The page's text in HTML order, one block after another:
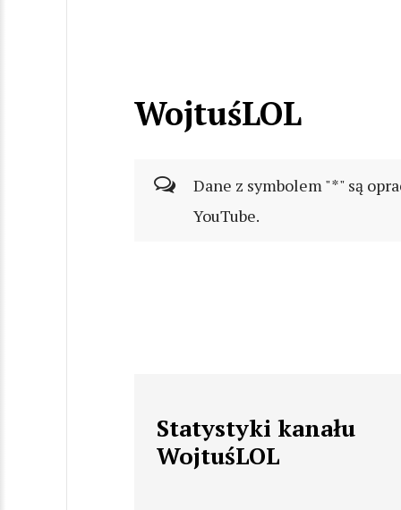
WojtuśLOL
Dane z symbolem "*" są
YouTube.
Statystyki kanału
WojtuśLOL